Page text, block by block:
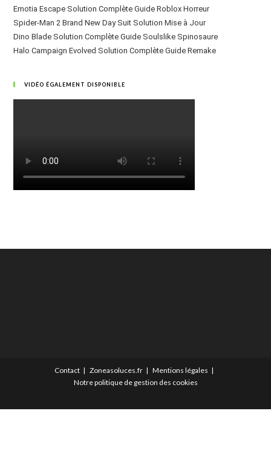
Emotia Escape Solution Complète Guide Roblox Horreur
Spider-Man 2 Brand New Day Suit Solution Mise à Jour
Dino Blade Solution Complète Guide Soulslike Spinosaure
Halo Campaign Evolved Solution Complète Guide Remake
VIDÉO ÉGALEMENT DISPONIBLE
Contact Zoneasoluces.fr
Mentions légales
Notre politique de gestion des cookies